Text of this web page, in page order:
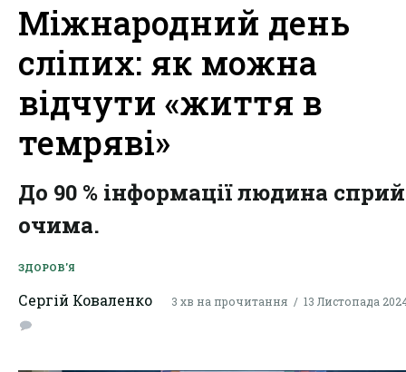
Міжнародний день
сліпих: як можна
відчути «життя в
темряві»
До 90 % інформації людина
очима.
ЗДОРОВ'Я
Сергій Коваленко 3 хв на прочитання 13 Листопада